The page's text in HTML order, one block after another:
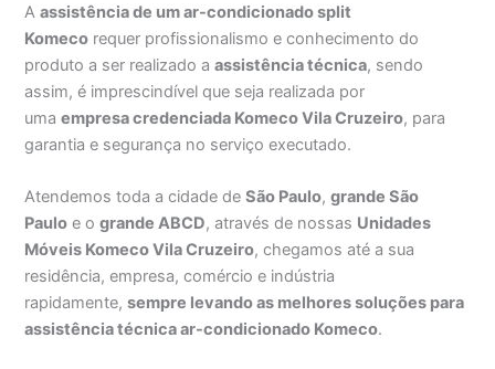
Aassistência de um ar-condicionado split
Komeco requer profissionalismo e conhecimento do
produto a ser realizado aassistência técnica, sendo
assim, é imprescindível que seja realizada por
umaempresa credenciada Komeco Vila Cruzeiro, para
garantia e segurança no serviço executado.
Atendemos toda a cidade deSão Paulo,grande São
Paulo e ogrande ABCD, através de nossas Unidades
Móveis Komeco Vila Cruzeiro, chegamos até a sua
residência, empresa, comércio e indústria
rapidamente,sempre levando as melhores soluções para
assistência técnica ar-condicionado Komeco.